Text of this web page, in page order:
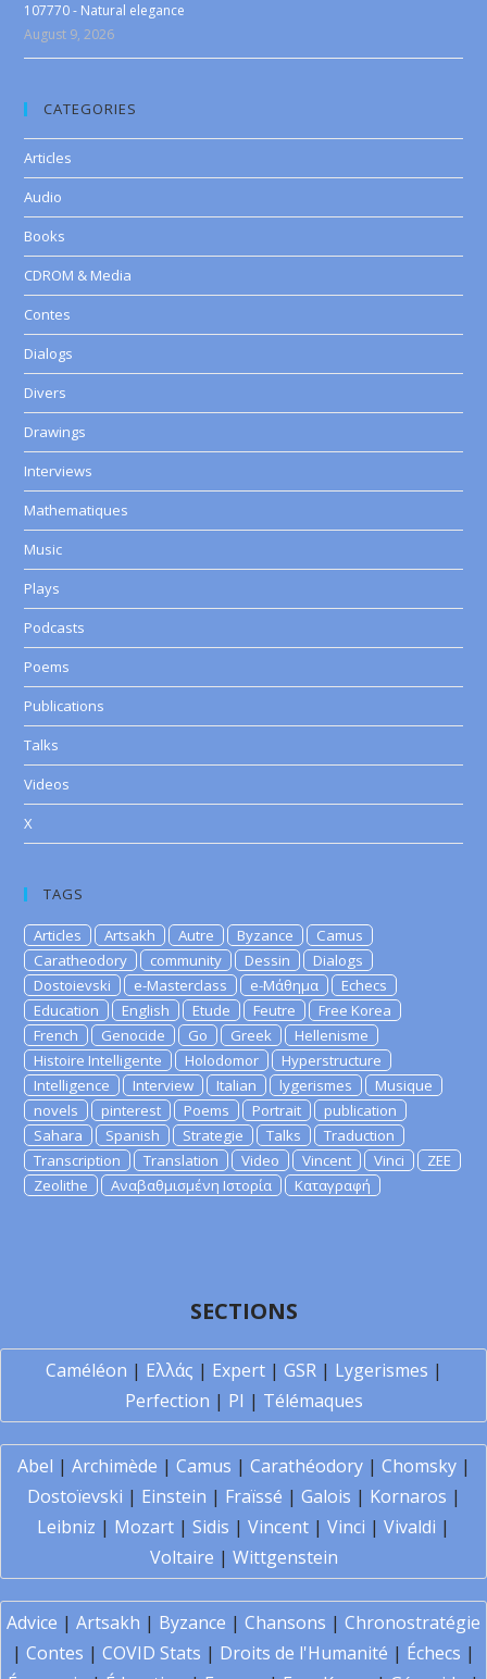
107770 - Natural elegance
August 9, 2026
CATEGORIES
Articles
Audio
Books
CDROM & Media
Contes
Dialogs
Divers
Drawings
Interviews
Mathematiques
Music
Plays
Podcasts
Poems
Publications
Talks
Videos
X
TAGS
Articles Artsakh Autre Byzance
Camus
Caratheodory
community Dessin
Dialogs
Dostoievski
e-Masterclass e-Μάθημα
Echecs
Education
English Etude Feutre
Free Korea
French
Genocide Go Greek
Hellenisme
Histoire Intelligente
Holodomor
Hyperstructure
Intelligence
Interview Italian lygerismes
Musique
novels
pinterest Poems Portrait
publication
Sahara
Spanish Strategie Talks
Traduction
Transcription
Translation Video Vincent Vinci
ZEE
Zeolithe
Αναβαθμισμένη Ιστορία Καταγραφή
SECTIONS
Caméléon | Ελλάς | Expert| GSR| Lygerismes |
Perfection | PI | Télémaques
Abel | Archimède | Camus | Carathéodory| Chomsky|
Dostoïevski | Einstein | Fraïssé | Galois | Kornaros |
Leibniz | Mozart | Sidis | Vincent | Vinci | Vivaldi |
Voltaire | Wittgenstein
Advice | Artsakh | Byzance | Chansons | Chronostratégie
| Contes | COVID Stats | Droits de l'Humanité | Échecs |